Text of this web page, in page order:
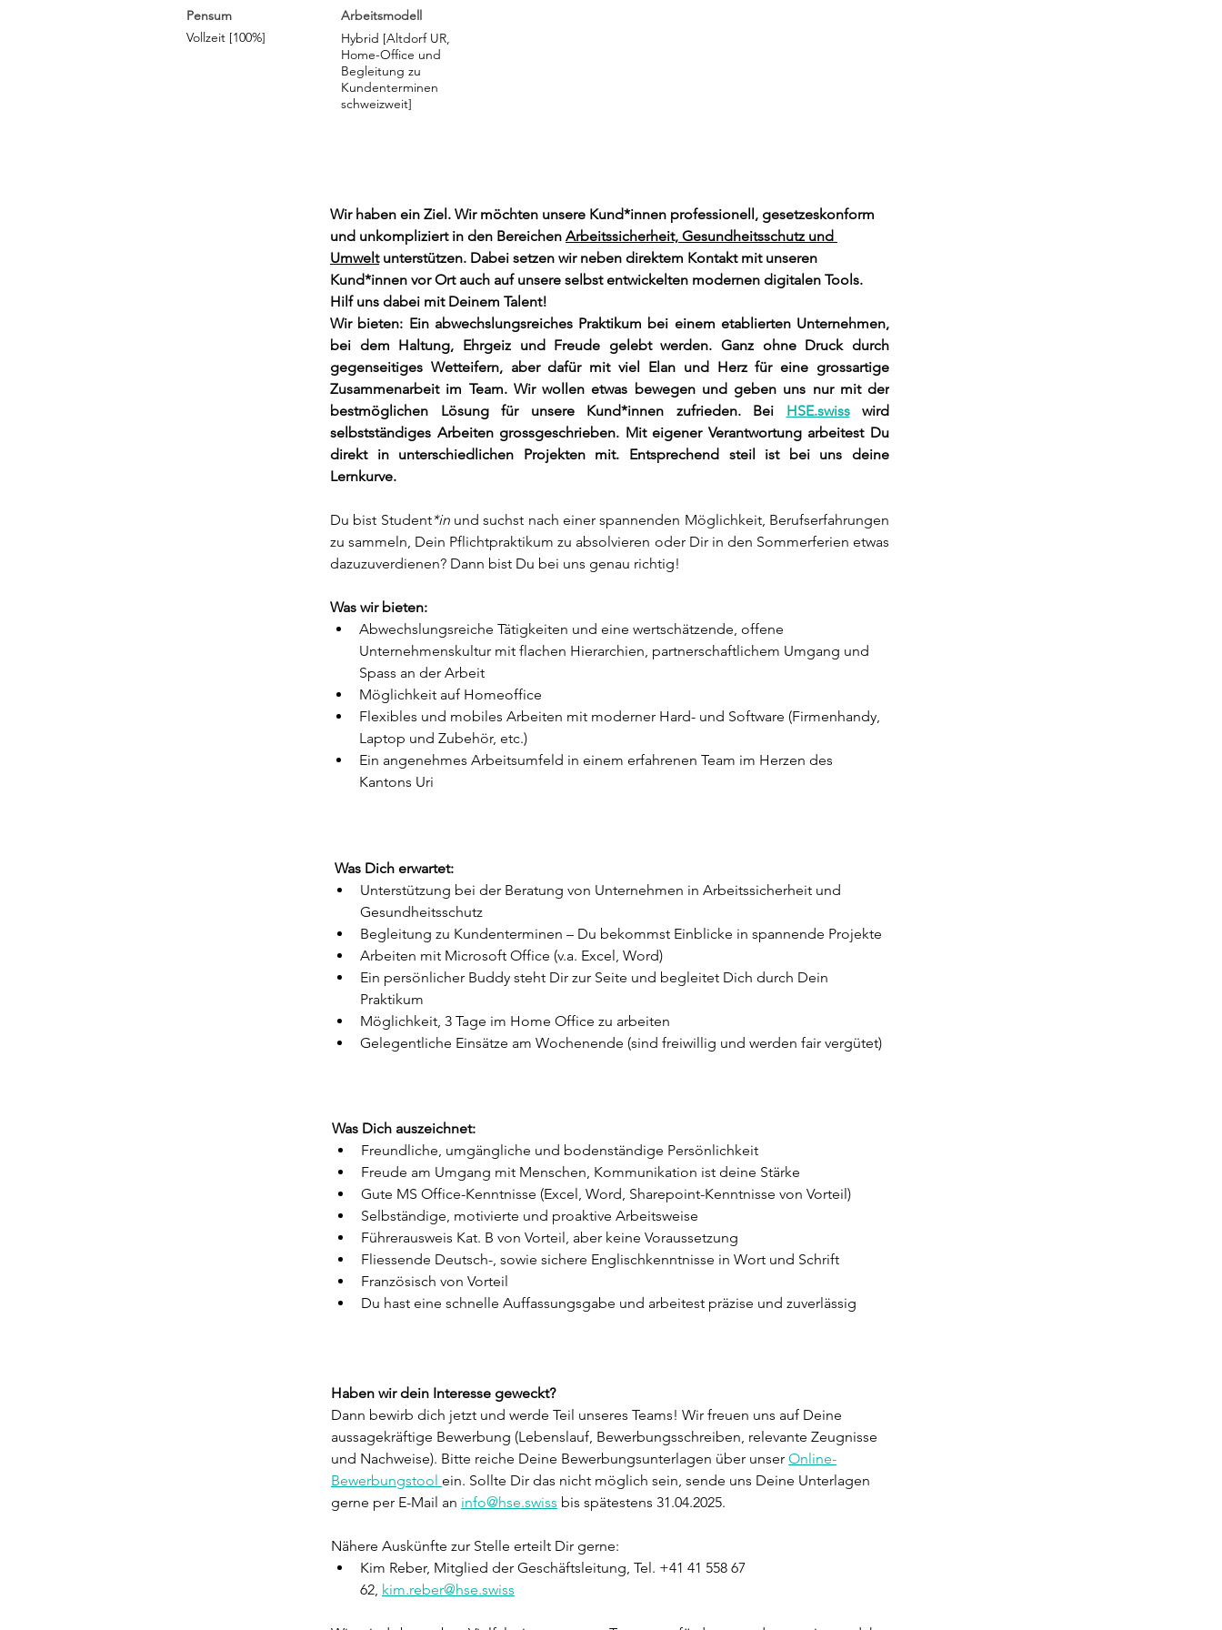
Pensum
Vollzeit [100%]
Arbeitsmodell
Hybrid [Altdorf UR,
Home-Office und
Begleitung zu
Kundenterminen
schweizweit]
Wir haben ein Ziel. Wir möchten unsere Kund*innen professionell, gesetzeskonform
und unkompliziert in den Bereichen Arbeitssicherheit, Gesundheitsschutz und
Umwelt unterstützen. Dabei setzen wir neben direktem Kontakt mit unseren
Kund*innen vor Ort auch auf unsere selbst entwickelten modernen digitalen Tools.
Hilf uns dabei mit Deinem Talent!
Wir bieten: Ein abwechslungsreiches Praktikum bei einem etablierten Unternehmen,
bei dem Haltung, Ehrgeiz und Freude gelebt werden. Ganz ohne Druck durch
gegenseitiges Wetteifern, aber dafür mit viel Elan und Herz für eine grossartige
Zusammenarbeit im Team. Wir wollen etwas bewegen und geben uns nur mit der
bestmöglichen Lösung für unsere Kund*innen zufrieden. Bei HSE.swiss wird
selbstständiges Arbeiten grossgeschrieben. Mit eigener Verantwortung arbeitest Du
direkt in unterschiedlichen Projekten mit. Entsprechend steil ist bei uns deine
Lernkurve.
Du bist Student*in und suchst nach einer spannenden Möglichkeit, Berufserfahrungen
zu sammeln, Dein Pflichtpraktikum zu absolvieren oder Dir in den Sommerferien etwas
dazuzuverdienen? Dann bist Du bei uns genau richtig!
Was wir bieten:
Abwechslungsreiche Tätigkeiten und eine wertschätzende, offene
Unternehmenskultur mit flachen Hierarchien, partnerschaftlichem Umgang und
Spass an der Arbeit
Möglichkeit auf Homeoffice
Flexibles und mobiles Arbeiten mit moderner Hard- und Software (Firmenhandy,
Laptop und Zubehör, etc.)
Ein angenehmes Arbeitsumfeld in einem erfahrenen Team im Herzen des
Kantons Uri
Was Dich erwartet:
Unterstützung bei der Beratung von Unternehmen in Arbeitssicherheit und
Gesundheitsschutz
Begleitung zu Kundenterminen – Du bekommst Einblicke in spannende Projekte
Arbeiten mit Microsoft Office (v.a. Excel, Word)
Ein persönlicher Buddy steht Dir zur Seite und begleitet Dich durch Dein
Praktikum
Möglichkeit, 3 Tage im Home Office zu arbeiten
Gelegentliche Einsätze am Wochenende (sind freiwillig und werden fair vergütet)
Was Dich auszeichnet:
Freundliche, umgängliche und bodenständige Persönlichkeit
Freude am Umgang mit Menschen, Kommunikation ist deine Stärke
Gute MS Office-Kenntnisse (Excel, Word, Sharepoint-Kenntnisse von Vorteil)
Selbständige, motivierte und proaktive Arbeitsweise
Führerausweis Kat. B von Vorteil, aber keine Voraussetzung
Fliessende Deutsch-, sowie sichere Englischkenntnisse in Wort und Schrift
Französisch von Vorteil
Du hast eine schnelle Auffassungsgabe und arbeitest präzise und zuverlässig
Haben wir dein Interesse geweckt?
Dann bewirb dich jetzt und werde Teil unseres Teams! Wir freuen uns auf Deine
aussagekräftige Bewerbung (Lebenslauf, Bewerbungsschreiben, relevante Zeugnisse
und Nachweise). Bitte reiche Deine Bewerbungsunterlagen über unser Online-
Bewerbungstool ein. Sollte Dir das nicht möglich sein, sende uns Deine Unterlagen
gerne per E-Mail an info@hse.swiss bis spätestens 31.04.2025.
Nähere Auskünfte zur Stelle erteilt Dir gerne:
Kim Reber, Mitglied der Geschäftsleitung, Tel. +41 41 558 67
62, kim.reber@hse.swiss